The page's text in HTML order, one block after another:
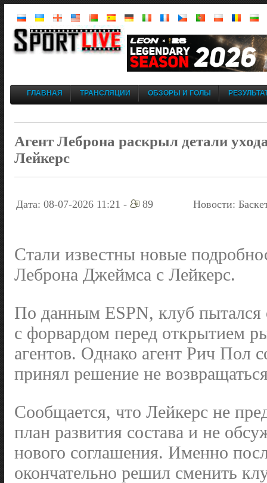
ГЛАВНАЯ ТРАНСЛЯЦИИ ОБЗОРЫ И ГОЛЫ
Агент Леброна раскрыл детали
Лейкерс
Дата: 08-07-2026 11:21 - 89 Новости:
Стали известны новые
Леброна Джеймса с Лейкерс.
По данным ESPN, клуб пытался
с форвардом перед открытием
агентов. Однако агент Рич Пол
принял решение не
Сообщается, что Лейкерс не
план развития состава и не
нового соглашения. Именно
окончательно решил сменить